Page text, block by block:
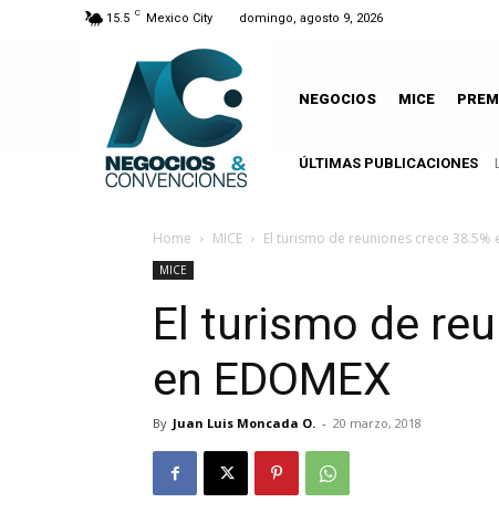
15.5 C Mexico City domingo, agosto 9, 2026
NEGOCIOS MICE
ÚLTIMAS PUBLICACIONES
Home MICE El turismo de reuniones crece 38.5%
MICE
El turismo de
en EDOMEX
By Juan Luis Moncada O. - 20 marzo, 2018